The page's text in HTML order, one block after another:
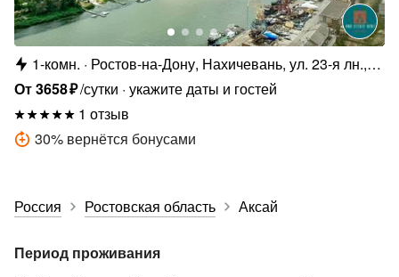
1-комн.
Ростов-на-Дону, Нахичевань, ул. 23-я лн.,
54с6
От3658₽/сутки укажите даты и гостей
1 отзыв
30% вернётся бонусами
Россия Ростовская область Аксай
Период проживания